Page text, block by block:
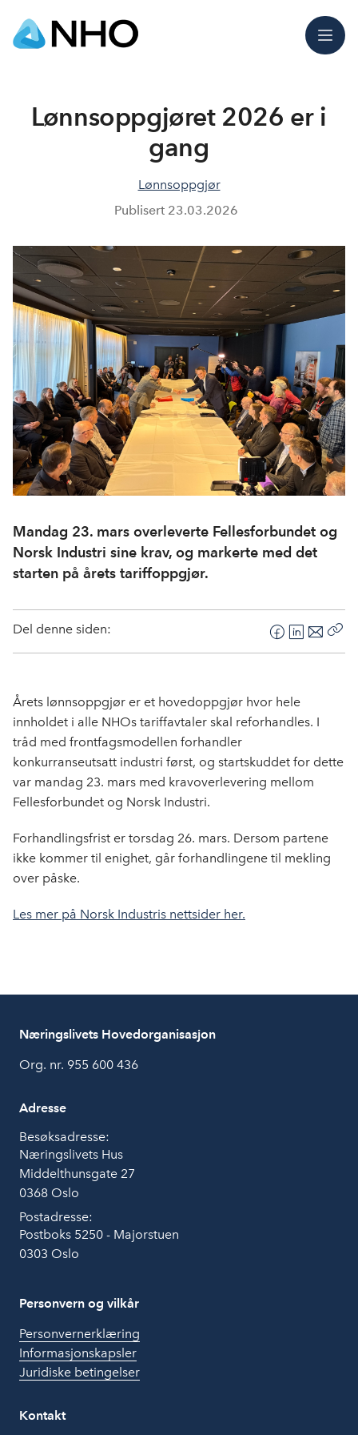
Meny
Lønnsoppgjøret 2026 er i
gang
Lønnsoppgjør
Publisert 23.03.2026
Mandag 23. mars overleverte Fellesforbundet og
Norsk Industri sine krav, og markerte med det
starten på årets tariffoppgjør.
Del denne siden:
F
a
e
b
o
L
i
k
e
I
n
E
-
s
Årets lønnsoppgjør er et hovedoppgjør hvor hele
innholdet i alle NHOs tariffavtaler skal reforhandles. I
tråd med frontfagsmodellen forhandler
konkurranseutsatt industri først, og startskuddet for dette
var mandag 23. mars med kravoverlevering mellom
Fellesforbundet og Norsk Industri.
Forhandlingsfrist er torsdag 26. mars. Dersom partene
ikke kommer til enighet, går forhandlingene til mekling
over påske.
Les mer på Norsk Industris nettsider her.
Næringslivets Hovedorganisasjon
Org. nr. 955 600 436
Adresse
Besøksadresse:
Næringslivets Hus
Middelthunsgate 27
0368 Oslo
Postadresse:
Postboks 5250 - Majorstuen
0303 Oslo
Personvern og vilkår
Personvernerklæring
Informasjonskapsler
Juridiske betingelser
Kontakt